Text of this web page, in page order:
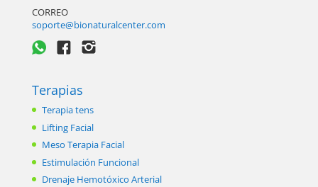
CORREO
soporte@bionaturalcenter.com
Terapias
Terapia tens
Lifting Facial
Meso Terapia Facial
Estimulación Funcional
Drenaje Hemotóxico Arterial